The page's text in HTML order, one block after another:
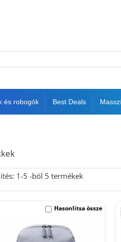
és robogók Best Deals
1-5 -ból 5 termékek
Hasonlítsa össze